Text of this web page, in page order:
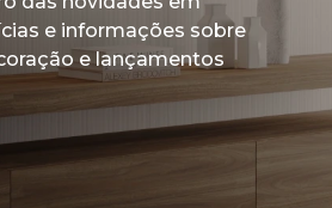
e informações sobre
e lançamentos